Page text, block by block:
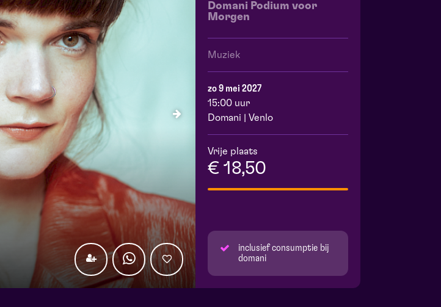
Domani Podium voor
Morgen
Muziek
zo 9 mei 2027
15:00 uur
Domani | Venlo
Vrije plaats
€ 18,50
inclusief consumptie bij
domani